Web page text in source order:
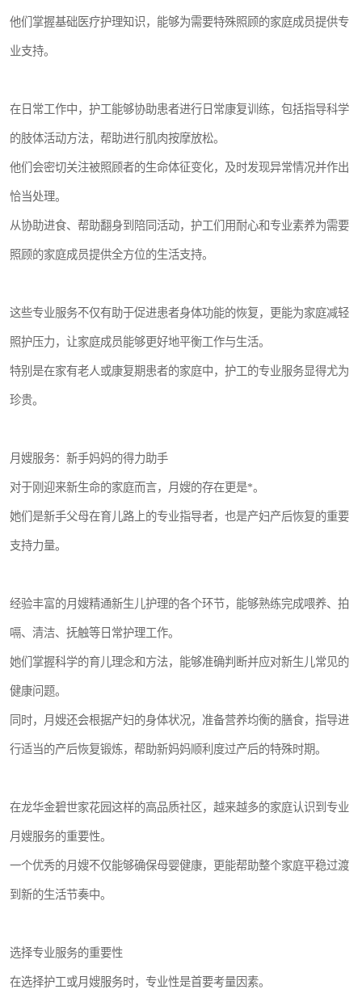
他们掌握基础医疗护理知识，能够为需要特殊照顾的家庭成员提供专
业支持。
在日常工作中，护工能够协助患者进行日常康复训练，包括指导科学
的肢体活动方法，帮助进行肌肉按摩放松。
他们会密切关注被照顾者的生命体征变化，及时发现异常情况并作出
恰当处理。
从协助进食、帮助翻身到陪同活动，护工们用耐心和专业素养为需要
照顾的家庭成员提供全方位的生活支持。
这些专业服务不仅有助于促进患者身体功能的恢复，更能为家庭减轻
照护压力，让家庭成员能够更好地平衡工作与生活。
特别是在家有老人或康复期患者的家庭中，护工的专业服务显得尤为
珍贵。
月嫂服务：新手妈妈的得力助手
对于刚迎来新生命的家庭而言，月嫂的存在更是*。
她们是新手父母在育儿路上的专业指导者，也是产妇产后恢复的重要
支持力量。
经验丰富的月嫂精通新生儿护理的各个环节，能够熟练完成喂养、拍
嗝、清洁、抚触等日常护理工作。
她们掌握科学的育儿理念和方法，能够准确判断并应对新生儿常见的
健康问题。
同时，月嫂还会根据产妇的身体状况，准备营养均衡的膳食，指导进
行适当的产后恢复锻炼，帮助新妈妈顺利度过产后的特殊时期。
在龙华金碧世家花园这样的高品质社区，越来越多的家庭认识到专业
月嫂服务的重要性。
一个优秀的月嫂不仅能够确保母婴健康，更能帮助整个家庭平稳过渡
到新的生活节奏中。
选择专业服务的重要性
在选择护工或月嫂服务时，专业性是首要考量因素。